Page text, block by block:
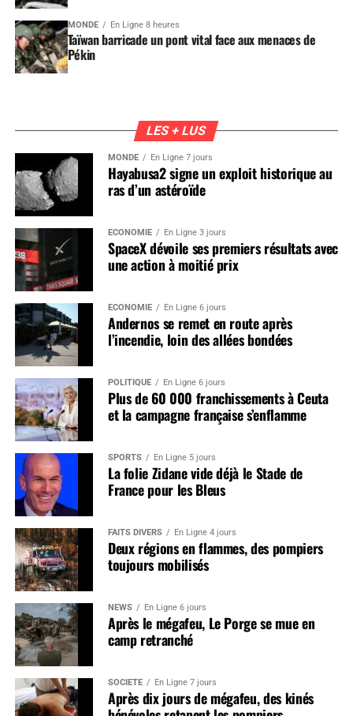
MONDE En Ligne 8 heures
Taïwan barricade un pont vital face aux menaces de
Pékin
LES + LUS
MONDE En Ligne 7 jours
Hayabusa2 signe un exploit historique au
ras d’un astéroïde
ÉCONOMIE En Ligne 3 jours
SpaceX dévoile ses premiers résultats avec
une action à moitié prix
ÉCONOMIE En Ligne 6 jours
Andernos se remet en route après
l’incendie, loin des allées bondées
POLITIQUE En Ligne 6 jours
Plus de 60 000 franchissements à Ceuta
et la campagne française s’enflamme
SPORTS En Ligne 5 jours
La folie Zidane vide déjà le Stade de
France pour les Bleus
FAITS DIVERS En Ligne 4 jours
Deux régions en flammes, des pompiers
toujours mobilisés
NEWS En Ligne 6 jours
Après le mégafeu, Le Porge se mue en
camp retranché
SOCIÉTÉ En Ligne 7 jours
Après dix jours de mégafeu, des kinés